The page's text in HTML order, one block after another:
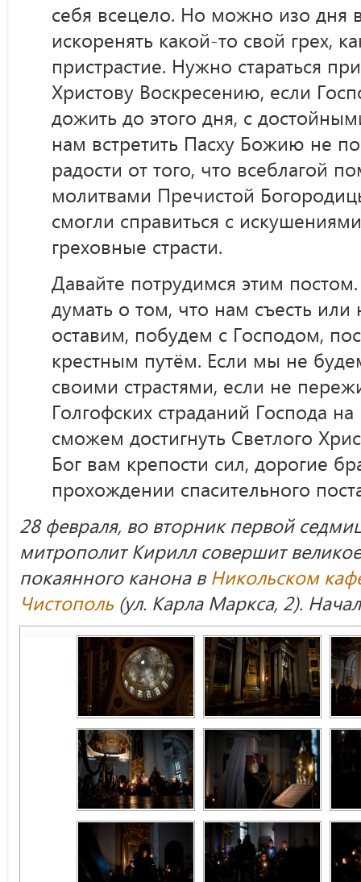
себя всецело. Но можно изо дня
искоренять какой-то свой грех,
пристрастие. Нужно стараться
Христову Воскресению, если
дожить до этого дня, с
нам встретить Пасху Божию не
радости от того, что всеблагой
молитвами Пречистой
смогли справиться с
греховные страсти.
Давайте потрудимся этим
думать о том, что нам съесть или
оставим, побудем с Господом,
крестным путём. Если мы не
своими страстями, если не
Голгофских страданий Господа
сможем достигнуть Светлого
Бог вам крепости сил, дорогие
прохождении спасительного
28 февраля, во вторник первой
митрополит Кирилл совершит
покаянного канона в Никольском
Чистополь (ул. Карла Маркса, 2).